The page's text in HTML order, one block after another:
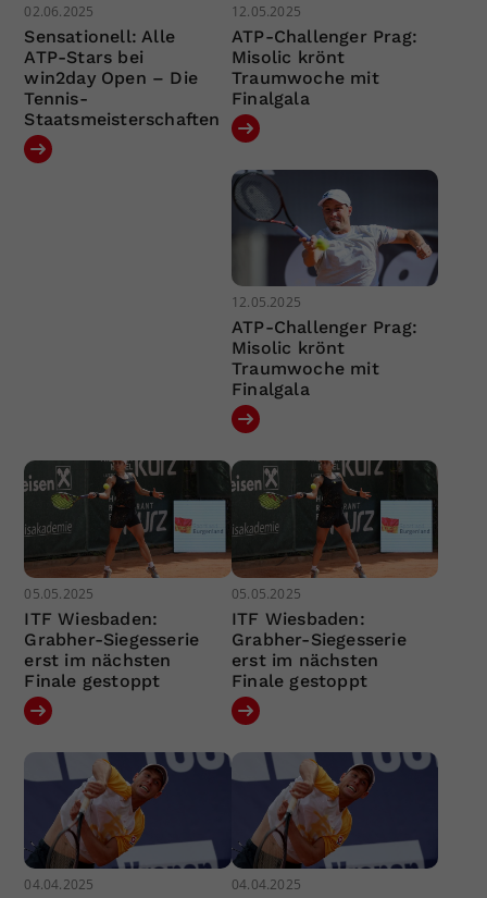
02.06.2025
Sensationell: Alle
ATP-Stars bei
win2day Open – Die
Tennis-
Staatsmeisterschaften
12.05.2025
ATP-Challenger Prag:
Misolic krönt
Traumwoche mit
Finalgala
12.05.2025
ATP-Challenger Prag:
Misolic krönt
Traumwoche mit
Finalgala
05.05.2025
ITF Wiesbaden:
Grabher-Siegesserie
erst im nächsten
Finale gestoppt
05.05.2025
ITF Wiesbaden:
Grabher-Siegesserie
erst im nächsten
Finale gestoppt
04.04.2025 04.04.2025